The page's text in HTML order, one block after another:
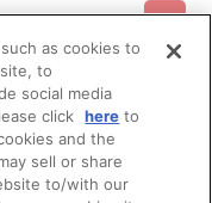
ーポリシー
as cookies to
to
social media
click here to
and the
sell or share
to/with our